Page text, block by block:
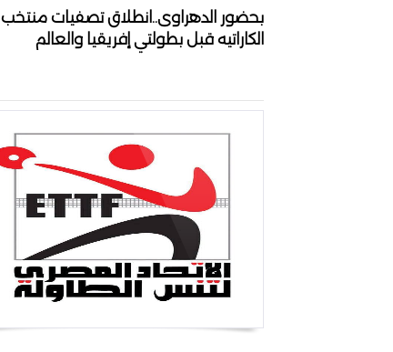
بحضور الدهراوى..انطلاق تصفيات منتخب
الكاراتيه قبل بطولتي إفريقيا والعالم